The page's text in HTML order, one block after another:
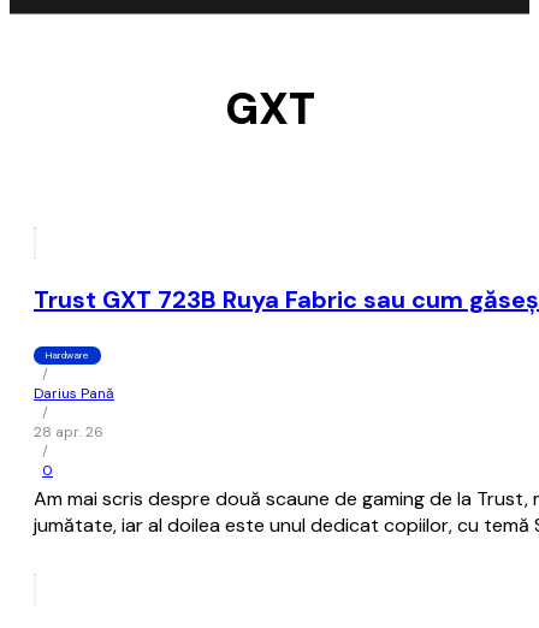
GXT
Trust GXT 723B Ruya Fabric sau cum
Hardware
/
Darius Pană
/
28 apr. 26
/
0
Am mai scris despre două scaune de gaming de la
jumătate, iar al doilea este unul dedicat copiilor, cu